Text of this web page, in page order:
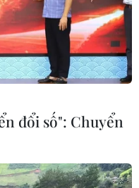
đổi số": Chuyển